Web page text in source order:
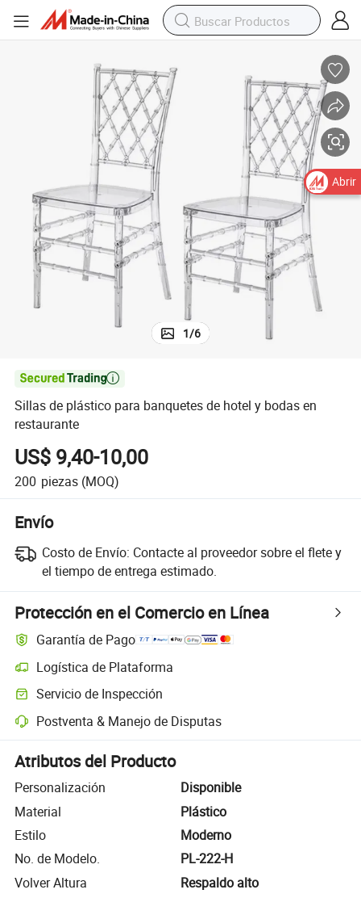
1/6

Sillas de plástico para banquetes de hotel y bodas en
restaurante
US$ 9,40-10,00
200 piezas (MOQ)
Envío
Costo de Envío: Contacte al proveedor sobre el flete y
el tiempo de entrega estimado.
Protección en el Comercio en Línea
Garantía de Pago
Logística de Plataforma
Seguimiento de envíos más claro con logística soportada por la
Servicio de Inspección
Inspección previa al envío opcional para controles de calidad y
Postventa & Manejo de Disputas
Resolución de disputas asistida por la plataforma, incluyendo
Atributos del Producto
Personalización
Disponible
Material
Plástico
Estilo
Moderno
No. de Modelo.
PL-222-H
Volver Altura
Respaldo alto
Abrir